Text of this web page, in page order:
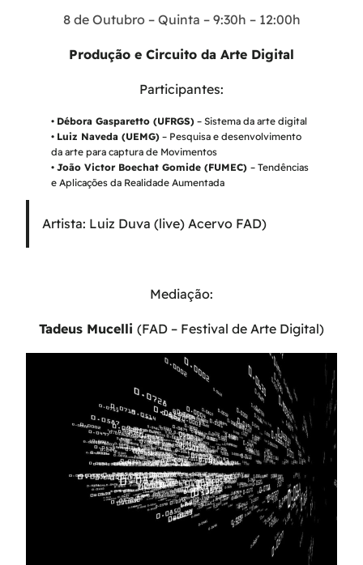
8 de Outubro – Quinta – 9:30h – 12:00h
Produção e Circuito da Arte Digital
Participantes:
• Débora Gasparetto (UFRGS)– Sistema da arte digital
• Luiz Naveda (UEMG)– Pesquisa e desenvolvimento
da arte para captura de Movimentos
• João Victor Boechat Gomide (FUMEC) – Tendências
e Aplicações da Realidade Aumentada
Artista: Luiz Duva (live) Acervo FAD)
Mediação:
Tadeus Mucelli (FAD – Festival de Arte Digital)